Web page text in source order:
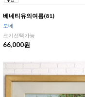
베네티유의여름(81)
모네
크기선택가능
66,000원